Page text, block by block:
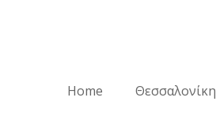
Home Θεσσαλονίκη